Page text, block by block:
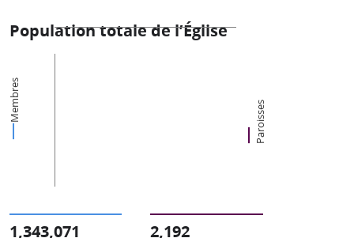
Population totale de l’Église
Membres Paroisses
1,343,071 2,192